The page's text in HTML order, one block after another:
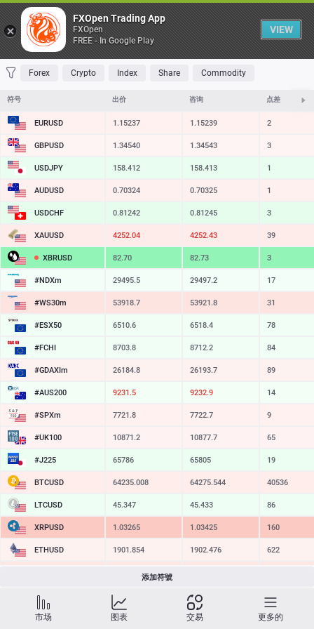
桌子
收藏 夹 交易量最大 最大涨幅 最大跌幅 最易挥发
Forex Crypto Index Share Commodity
符号 出价 咨询 点差
EURUSD 1.15237 1.15239 2
GBPUSD 1.34540 1.34543 3
USDJPY 158.412 158.413 1
AUDUSD 0.70324 0.70325 1
USDCHF 0.81242 0.81245 3
XAUUSD 4252.04 4252.43 39
XBRUSD 82.70 82.73 3
#NDXm 29495.5 29497.2 17
#WS30m 53918.7 53921.8 31
#ESX50 6510.6 6518.4 78
#FCHI 8703.8 8712.2 84
#GDAXIm 26184.8 26193.7 89
#AUS200 9231.5 9232.9 14
#SPXm 7721.8 7722.7 9
#UK100 10871.2 10877.7 65
#J225 65786 65805 19
BTCUSD 64235.008 64275.544 40536
LTCUSD 45.347 45.433 86
XRPUSD 1.03265 1.03425 160
ETHUSD 1901.854 1902.476 622
SOLUSD 72.63
TSLA 320.06 320.65 59
添加符號
市场 图表 交易 更多的
FXOpen Trading App
FXOpen
FREE - In Google Play
VIEW